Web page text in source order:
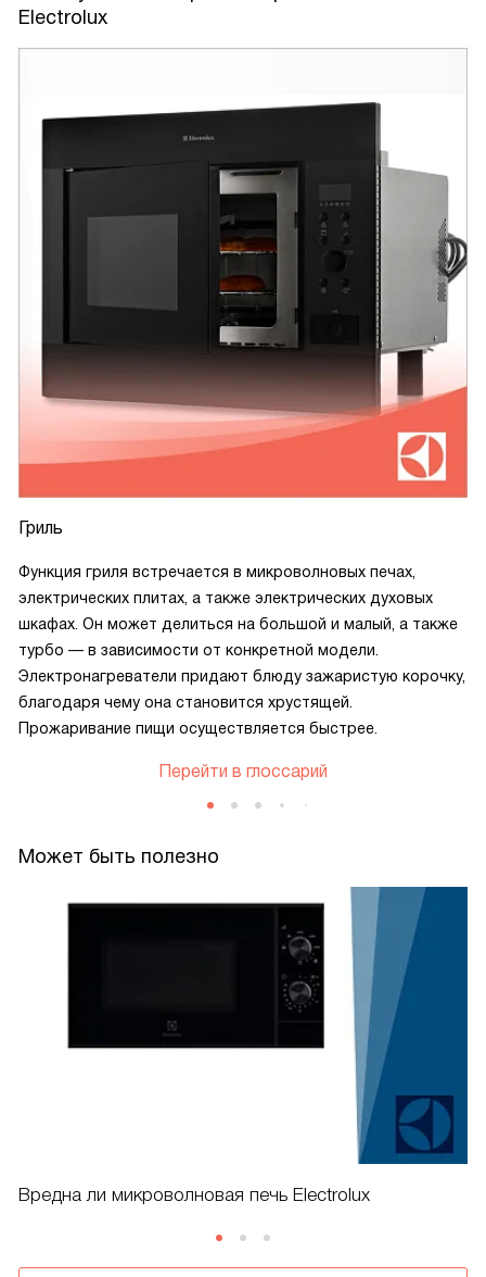
Electrolux
Гриль
Функция гриля встречается в микроволновых печах,
электрических плитах, а также электрических духовых
шкафах. Он может делиться на большой и малый, а также
турбо — в зависимости от конкретной модели.
Электронагреватели придают блюду зажаристую корочку,
благодаря чему она становится хрустящей.
Прожаривание пищи осуществляется быстрее.
Перейти в глоссарий
Может быть полезно
Вредна ли микроволновая печь Electrolux